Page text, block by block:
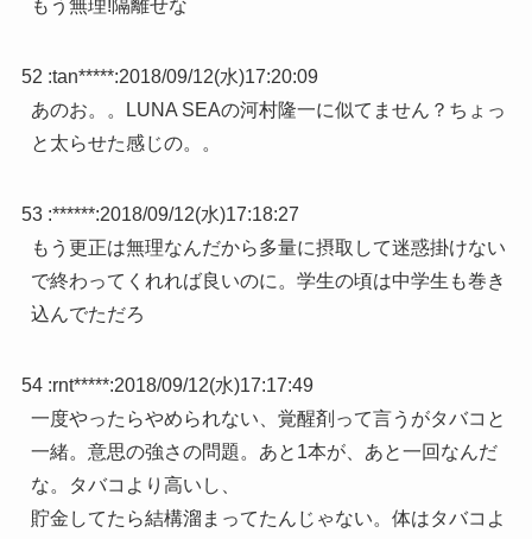
もう無理!隔離せな
52 :tan*****:2018/09/12(水)17:20:09
あのお。。LUNA SEAの河村隆一に似てません？ちょっ
と太らせた感じの。。
53 :******:2018/09/12(水)17:18:27
もう更正は無理なんだから多量に摂取して迷惑掛けない
で終わってくれれば良いのに。学生の頃は中学生も巻き
込んでただろ
54 :rnt*****:2018/09/12(水)17:17:49
一度やったらやめられない、覚醒剤って言うがタバコと
一緒。意思の強さの問題。あと1本が、あと一回なんだ
な。タバコより高いし、
貯金してたら結構溜まってたんじゃない。体はタバコよ